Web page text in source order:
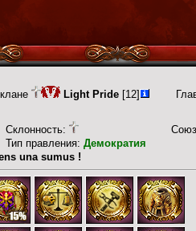
Light Pride [12]
Склонность:
Тип правления: Демократия
una sumus !